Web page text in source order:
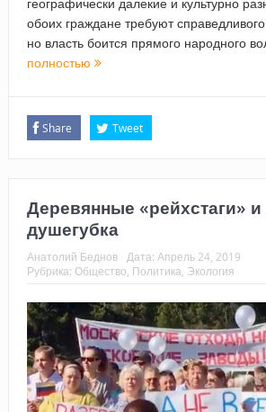
обоих граждане требуют
но власть боится прямого народного
полностью
Share Tweet
Деревянные «рейхстаги» и
душегубка
Анатолий Беднов Дата: Апрель 24, 2019
Рубрика: Общество, Политика, Экология